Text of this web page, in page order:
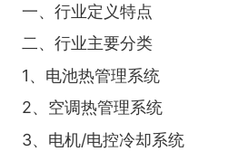
一、行业定义特点
二、行业主要分类
1、电池热管理系统
2、空调热管理系统
3、电机/电控冷却系统